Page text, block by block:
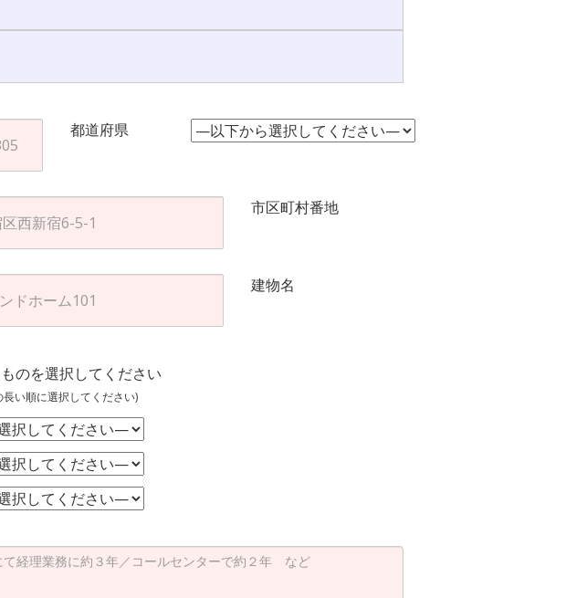
都道府県
市区町村番地
建物名
のを選択してください
い順に選択してください)